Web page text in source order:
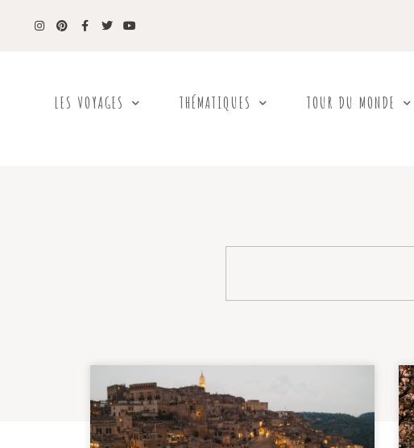
LES VOYAGES THÉMATIQUES TOUR DU MONDE